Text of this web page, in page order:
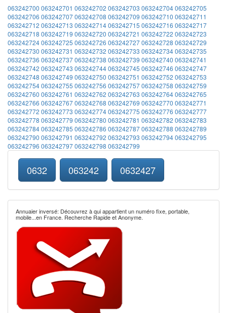
063242700 063242701 063242702 063242703 063242704063242705
063242706 063242707063242708 063242709 063242710 063242711
063242712 063242713 063242714063242715 063242716 063242717
063242718 063242719 063242720 063242721 063242722 063242723
063242724063242725 063242726 063242727063242728 063242729
063242730 063242731 063242732 063242733 063242734063242735
063242736 063242737063242738 063242739 063242740 063242741
063242742 063242743 063242744063242745 063242746 063242747
063242748 063242749 063242750 063242751 063242752 063242753
063242754063242755 063242756 063242757063242758 063242759
063242760 063242761 063242762 063242763 063242764063242765
063242766 063242767063242768 063242769 063242770 063242771
063242772 063242773 063242774063242775 063242776 063242777
063242778 063242779 063242780 063242781 063242782 063242783
063242784063242785 063242786 063242787063242788 063242789
063242790 063242791 063242792 063242793 063242794063242795
063242796 063242797063242798 063242799
0632 063242 0632427
Annuaier inversé: Découvrez à qui appartient un numéro fixe, portable,
mobile...en France. Recherche Rapide et Anonyme.